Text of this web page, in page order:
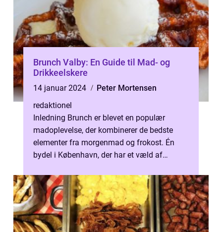
Brunch Valby: En Guide til Mad- og
Drikkeelskere
14 januar 2024
Peter Mortensen
redaktionel
Inledning Brunch er blevet en populær
madoplevelse, der kombinerer de bedste
elementer fra morgenmad og frokost. Én
bydel i København, der har et væld af
områ...